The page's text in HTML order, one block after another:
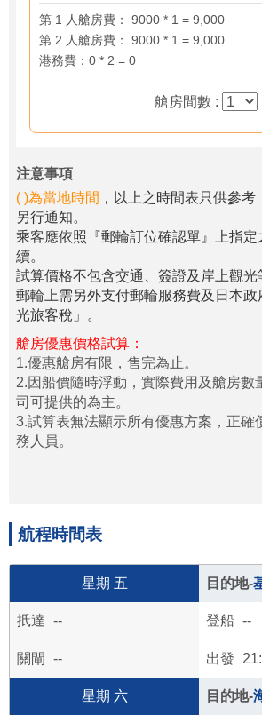
第 1 人艙房費： 9000 * 1 = 9,000
第 2 人艙房費： 9000 * 1 = 9,000
港務費：0 * 2 = 0
艙房間數 :
注意事項
( )為當地時間 ，以上之時間表只供參
另行通知。
乘客應依照『郵輪訂位確認單』上指
續。
試算價格不包含交通、簽證及岸上觀光
郵輪上需另外支付郵輪服務費及日本政
光旅客稅」。
艙房優惠價格試算：
1.優惠艙房有限，售完為止。
2.因船價隨時浮動，實際費用及艙房數
司可提供的為主。
3.試算表無法顯示所有優惠方案，正確
務人員。
航程時間表
五
-- --
--
六